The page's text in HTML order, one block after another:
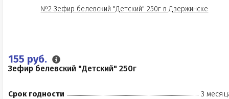
155 руб.
Зефир белевский "Детский" 250г
Срок годности
3